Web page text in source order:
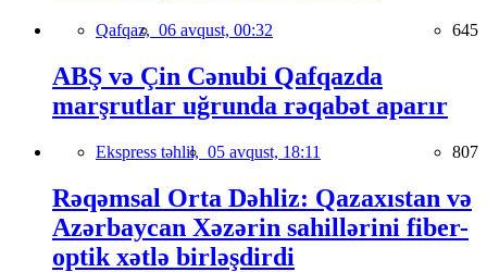
Qafqaz, 06 avqust, 00:32 645
ABŞ və Çin Cənubi Qafqazda
marşrutlar uğrunda rəqabət aparır
Ekspress təhlil, 05 avqust, 18:11 807
Rəqəmsal Orta Dəhliz: Qazaxıstan və
Azərbaycan Xəzərin sahillərini fiber-
optik xətlə birləşdirdi